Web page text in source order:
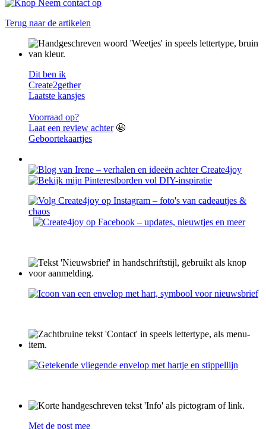
Terug naar de artikelen
Dit ben ik
Create2gether
Laatste kansjes
Voorraad op?
Laat een review achter🤩
Geboortekaartjes
Met de post mee